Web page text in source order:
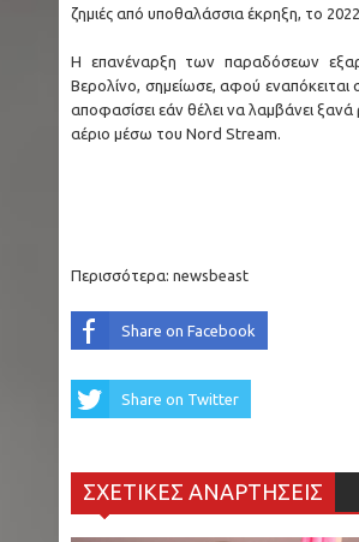
ζημιές από υποθαλάσσια έκρηξη, το
Η επανέναρξη των παραδόσεων
Βερολίνο, σημείωσε, αφού εναπόκειται
αποφασίσει εάν θέλει να λαμβάνει
αέριο μέσω του Nord Stream.
Περισσότερα: newsbeast
Share on Facebook
Share on Twitter
ΣΧΕΤΙΚΕΣ ΑΝΑΡΤΗΣΕΙΣ